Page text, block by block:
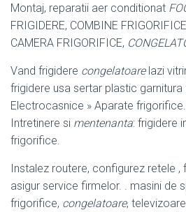
Montaj, reparatii aer conditionat
FRIGIDERE, COMBINE
CAMERA FRIGORIFICE,
Vand frigidere congelatoarelazi
frigidere usa sertar plastic
Electrocasnice » Aparate
Intretinere si mentenanta: frigidere
frigorifice.
Instalez routere, configurez retele ,
asigur service firmelor. . masini de
frigorifice, congelatoare,